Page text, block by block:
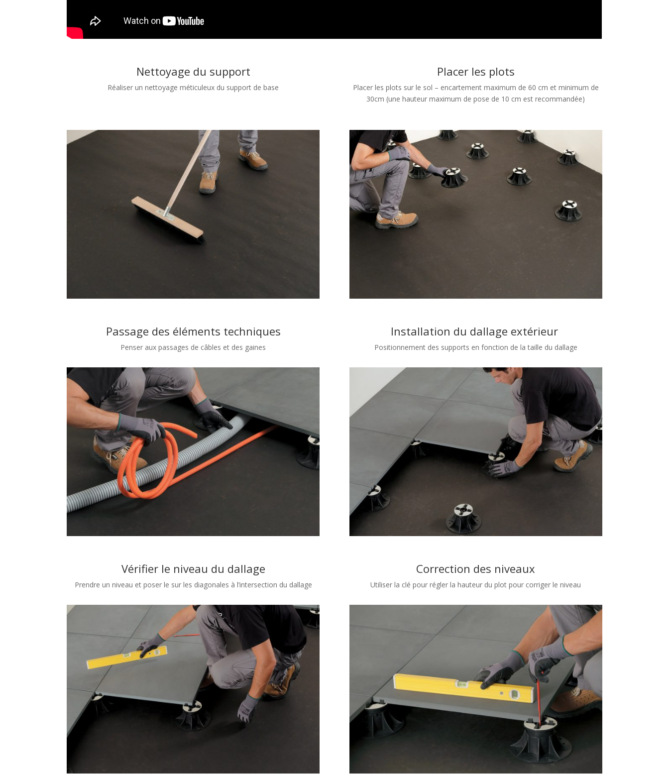
Nettoyage du support
Réaliser un nettoyage méticuleux du support de base
Placer les plots
Placer les plots sur le sol – encartement maximum de 60 cm et minimum de
30cm (une hauteur maximum de pose de 10 cm est recommandée)
Passage des éléments techniques
Penser aux passages de câbles et des gaines
Installation du dallage extérieur
Positionnement des supports en fonction de la taille du dallage
Vérifier le niveau du dallage
Prendre un niveau et poser le sur les diagonales à l’intersection du dallage
Correction des niveaux
Utiliser la clé pour régler la hauteur du plot pour corriger le niveau